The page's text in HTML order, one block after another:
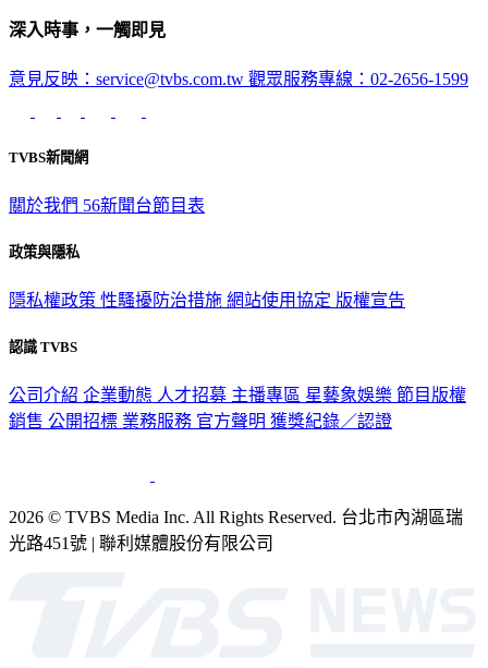
深入時事，一觸即見
意見反映：service@tvbs.com.tw 觀眾服務專線：02-2656-1599
TVBS新聞網
關於我們 56新聞台節目表
政策與隱私
隱私權政策 性騷擾防治措施 網站使用協定 版權宣告
認識 TVBS
公司介紹 企業動態 人才招募 主播專區 星藝象娛樂 節目版權
銷售 公開招標 業務服務 官方聲明 獲獎紀錄／認證
2026 © TVBS Media Inc. All Rights Reserved. 台北市內湖區瑞
光路451號 | 聯利媒體股份有限公司